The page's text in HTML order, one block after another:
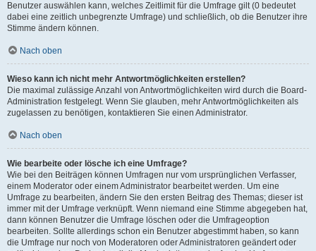
Benutzer auswählen kann, welches Zeitlimit für die Umfrage gilt (0 bedeutet
dabei eine zeitlich unbegrenzte Umfrage) und schließlich, ob die Benutzer ihre
Stimme ändern können.
Nach oben
Wieso kann ich nicht mehr Antwortmöglichkeiten erstellen?
Die maximal zulässige Anzahl von Antwortmöglichkeiten wird durch die Board-
Administration festgelegt. Wenn Sie glauben, mehr Antwortmöglichkeiten als
zugelassen zu benötigen, kontaktieren Sie einen Administrator.
Nach oben
Wie bearbeite oder lösche ich eine Umfrage?
Wie bei den Beiträgen können Umfragen nur vom ursprünglichen Verfasser,
einem Moderator oder einem Administrator bearbeitet werden. Um eine
Umfrage zu bearbeiten, ändern Sie den ersten Beitrag des Themas; dieser ist
immer mit der Umfrage verknüpft. Wenn niemand eine Stimme abgegeben hat,
dann können Benutzer die Umfrage löschen oder die Umfrageoption
bearbeiten. Sollte allerdings schon ein Benutzer abgestimmt haben, so kann
die Umfrage nur noch von Moderatoren oder Administratoren geändert oder